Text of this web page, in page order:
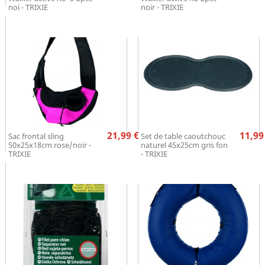
noi - TRIXIE
noir - TRIXIE
Sac frontal sling
50x25x18cm rose/noir -
TRIXIE
Prix
21,99 € Set de table caoutchouc
naturel 45x25cm gris fon
- TRIXIE